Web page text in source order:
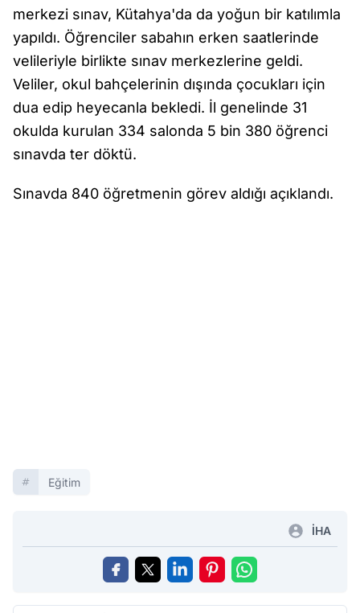
merkezi sınav, Kütahya'da da yoğun bir katılımla
yapıldı. Öğrenciler sabahın erken saatlerinde
velileriyle birlikte sınav merkezlerine geldi.
Veliler, okul bahçelerinin dışında çocukları için
dua edip heyecanla bekledi. İl genelinde 31
okulda kurulan 334 salonda 5 bin 380 öğrenci
sınavda ter döktü.
Sınavda 840 öğretmenin görev aldığı açıklandı.
Eğitim
İHA